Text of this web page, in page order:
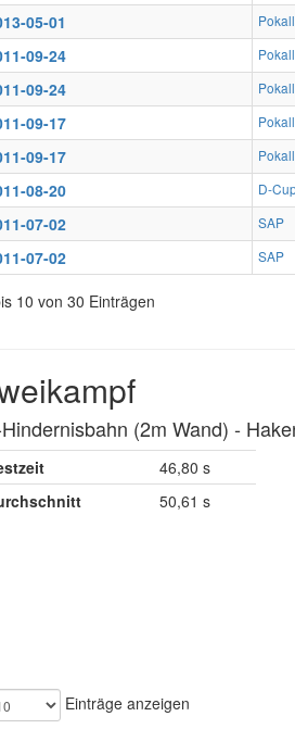
05-01
09-24
09-24
09-17
09-17
08-20
D-
07-02
SAP
07-02
SAP
10 von 30 Einträgen
(2m Wand) ‐
46,80 s
50,61 s
Einträge anzeigen